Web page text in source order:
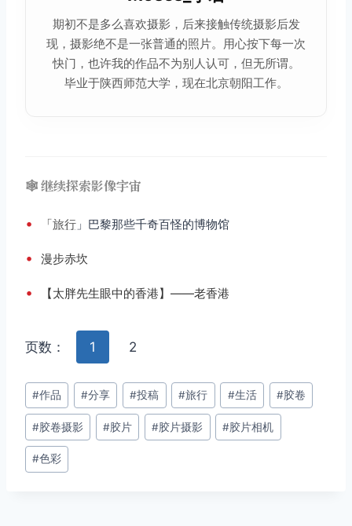
期初不是多么喜欢摄影，后来接触传统摄影后发
现，摄影绝不是一张普通的照片。用心按下每一次
快门，也许我的作品不为别人认可，但无所谓。
毕业于陕西师范大学，现在北京朝阳工作。
🕸️ 继续探索影像宇宙
• 「旅行 」巴黎那些千奇百怪的博物馆
• 漫步赤坎
• 【太胖先生眼中的香港】——老香港
页数： 1 2
文
章
标
签：
#作品 #分享 #投稿 #旅行 #生活 #胶卷
#胶卷摄影 #胶片 #胶片摄影 #胶片相机
#色彩